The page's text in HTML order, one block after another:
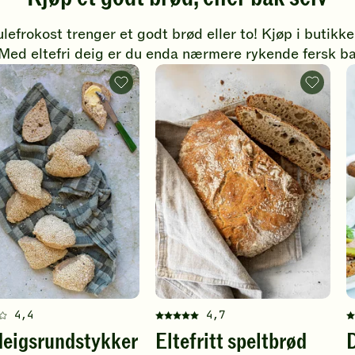
trenger et godt brød eller to! Kjøp i
eltefri deig er du enda nærmere rykende fersk
4,4
Surdeigsrundstykker
med
sesamfrø
-
legg
til
favoritter
4,7
Denne
oppskriften
Eltefritt speltbrød
Eltefritt
speltbrød
-
legg
til
favoritter